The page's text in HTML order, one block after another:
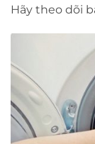
Hãy theo dõi